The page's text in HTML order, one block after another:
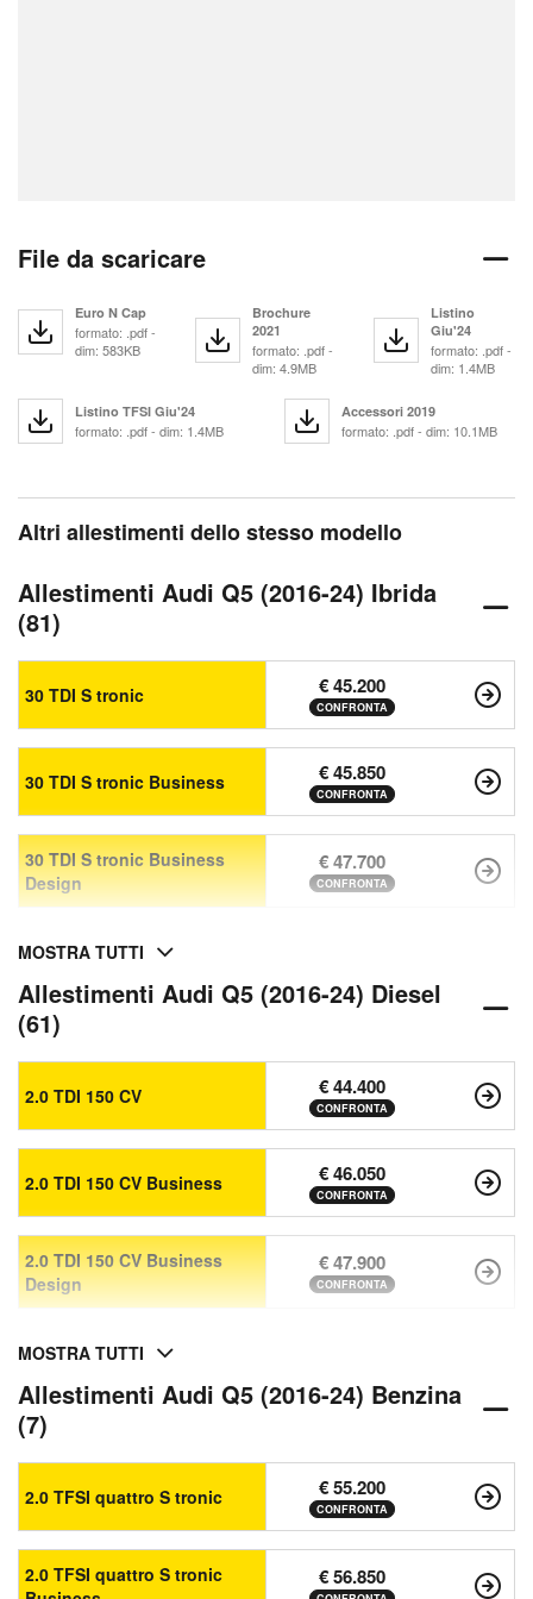
File da scaricare
Euro N Cap
formato: .pdf -
dim: 583KB
Brochure
2021
formato: .pdf -
dim: 4.9MB
Listino
Giu'24
formato: .pdf -
dim: 1.4MB
Listino TFSI Giu'24
formato: .pdf - dim: 1.4MB
Accessori 2019
formato: .pdf - dim: 10.1MB
Altri allestimenti dello stesso modello
Allestimenti Audi Q5 (2016-24) Ibrida
(81)
30 TDI S tronic € 45.200
CONFRONTA
30 TDI S tronic Business € 45.850
CONFRONTA
30 TDI S tronic Business
Design
€ 47.700
CONFRONTA
MOSTRA TUTTI
Allestimenti Audi Q5 (2016-24) Diesel
(61)
2.0 TDI 150 CV € 44.400
CONFRONTA
2.0 TDI 150 CV Business € 46.050
CONFRONTA
2.0 TDI 150 CV Business
Design
€ 47.900
CONFRONTA
MOSTRA TUTTI
Allestimenti Audi Q5 (2016-24) Benzina
(7)
2.0 TFSI quattro S tronic € 55.200
CONFRONTA
2.0 TFSI quattro S tronic
€ 56.850